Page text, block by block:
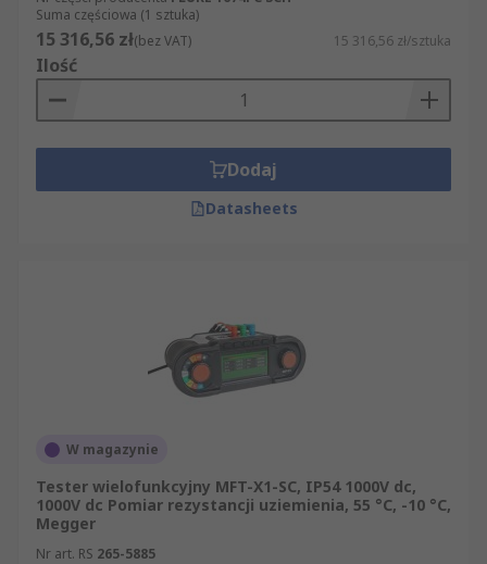
Suma częściowa (1 sztuka)
15 316,56 zł(bez VAT) 15 316,56 zł/sztuka
Ilość
Dodaj
Datasheets
W magazynie
Tester wielofunkcyjny MFT-X1-SC, IP54 1000V dc,
1000V dc Pomiar rezystancji uziemienia, 55 °C, -10 °C,
Megger
Nr art. RS 265-5885